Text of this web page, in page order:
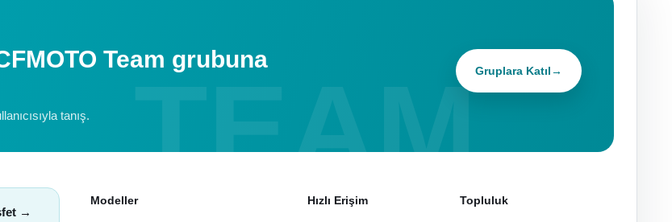
Team grubuna
tanış.
Gruplara Katıl→
→
Modeller Hızlı Erişim Topluluk